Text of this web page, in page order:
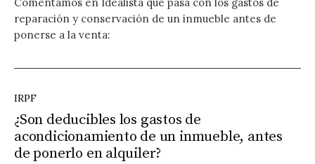
Comentamos en Idealista qué pasa con los gastos de
reparación y conservación de un inmueble antes de
ponerse a la venta:
IRPF
¿Son deducibles los gastos de
acondicionamiento de un inmueble, antes
de ponerlo en alquiler?